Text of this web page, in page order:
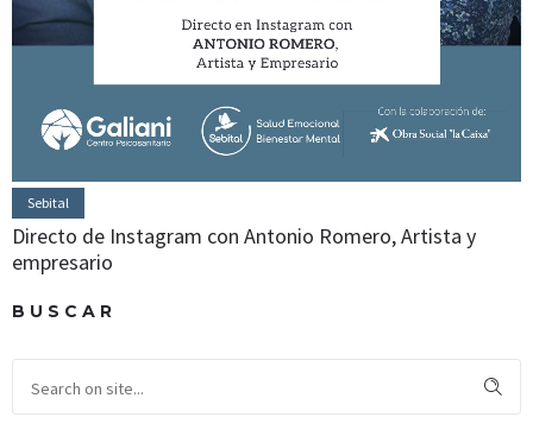
Sebital
Directo de Instagram con Antonio Romero, Artista y
empresario
BUSCAR